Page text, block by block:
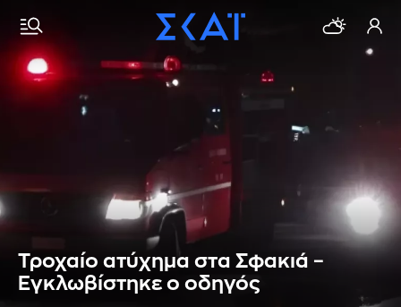
Τροχαίο ατύχημα στα Σφακιά –
Εγκλωβίστηκε ο οδηγός